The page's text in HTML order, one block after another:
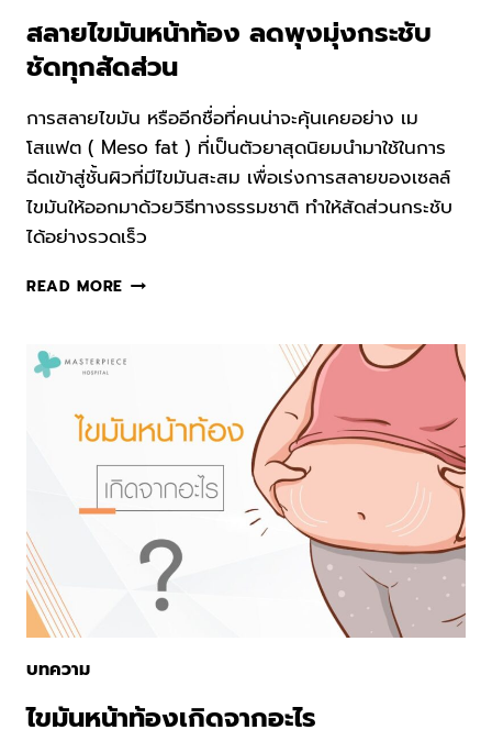
สลายไขมันหน้าท้อง ลดพุงมุ่งกระชับ
ชัดทุกสัดส่วน
การสลายไขมัน หรืออีกชื่อที่คนน่าจะคุ้นเคยอย่าง เม
โสแฟต ( Meso fat ) ที่เป็นตัวยาสุดนิยมนำมาใช้ในการ
ฉีดเข้าสู่ชั้นผิวที่มีไขมันสะสม เพื่อเร่งการสลายของเซลล์
ไขมันให้ออกมาด้วยวิธีทางธรรมชาติ ทำให้สัดส่วนกระชับ
ได้อย่างรวดเร็ว
READ MORE สลาย
พุง
มุ่ง
กระชับ
ชัด
ทุก
สัดส่วน
บทความ
ไขมันหน้าท้องเกิดจากอะไร